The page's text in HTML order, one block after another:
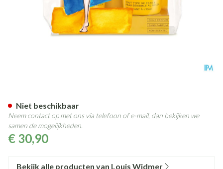
€ 30,90
Niet beschikbaar
Neem contact op met ons via telefoon of e-mail, dan bekijken we
samen de mogelijkheden.
Bekijk alle producten van Louis Widmer